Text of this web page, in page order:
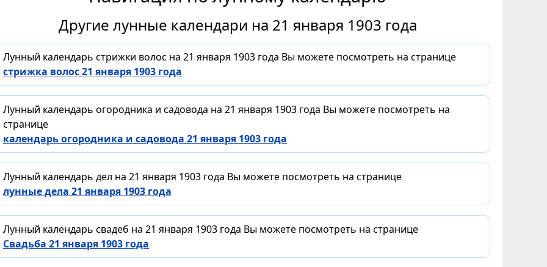
Другие лунные календари на 21 января 1903 года
Лунный календарь стрижки волос на 21 января 1903 года Вы можете посмотреть на странице
стрижка волос 21 января 1903 года
Лунный календарь огородника и садовода на 21 января 1903 года Вы можете посмотреть на
странице
календарь огородника и садовода 21 января 1903 года
Лунный календарь дел на 21 января 1903 года Вы можете посмотреть на странице
лунные дела 21 января 1903 года
Лунный календарь свадеб на 21 января 1903 года Вы можете посмотреть на странице
Свадьба 21 января 1903 года